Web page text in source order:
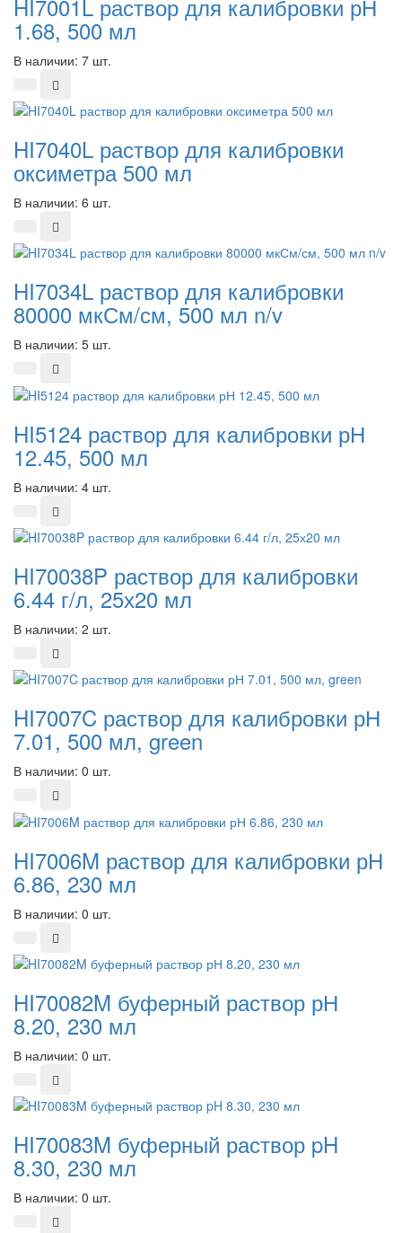
HI7001L раствор для калибровки рН
1.68, 500 мл
В наличии: 7 шт.
HI7040L раствор для калибровки
оксиметра 500 мл
В наличии: 6 шт.
HI7034L раствор для калибровки
80000 мкСм/см, 500 мл n/v
В наличии: 5 шт.
HI5124 раствор для калибровки рН
12.45, 500 мл
В наличии: 4 шт.
HI70038P раствор для калибровки
6.44 г/л, 25х20 мл
В наличии: 2 шт.
HI7007C раствор для калибровки рН
7.01, 500 мл, green
В наличии: 0 шт.
HI7006M раствор для калибровки рН
6.86, 230 мл
В наличии: 0 шт.
HI70082M буферный раствор рН
8.20, 230 мл
В наличии: 0 шт.
HI70083M буферный раствор pH
8.30, 230 мл
В наличии: 0 шт.